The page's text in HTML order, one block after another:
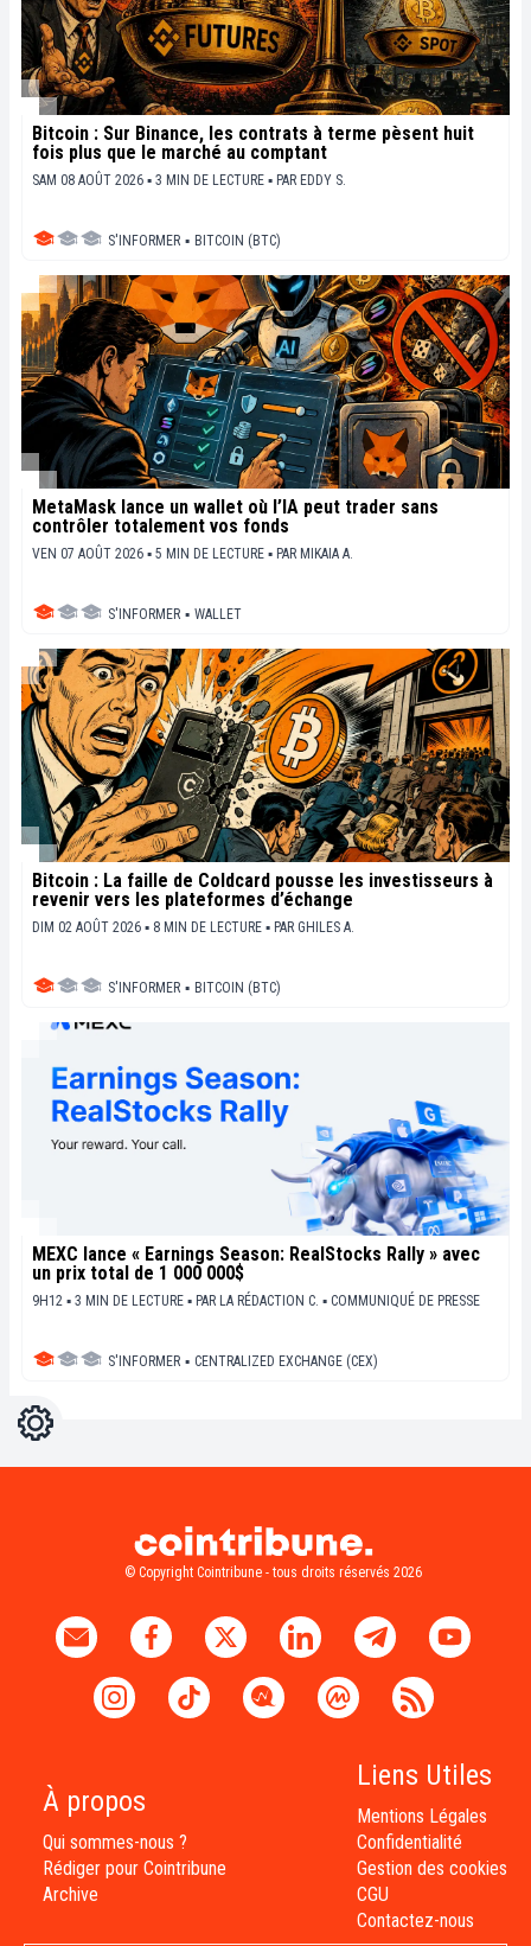
Bitcoin : Sur Binance, les contrats à terme pèsent huit
fois plus que le marché au comptant
SAM 08 AOÛT 2026 ▪ 3 MIN DE LECTURE ▪ PAR EDDY S.
S'INFORMER ▪ BITCOIN (BTC)
MetaMask lance un wallet où l’IA peut trader sans
contrôler totalement vos fonds
VEN 07 AOÛT 2026 ▪ 5 MIN DE LECTURE ▪ PAR MIKAIA A.
S'INFORMER ▪ WALLET
Bitcoin : La faille de Coldcard pousse les investisseurs à
revenir vers les plateformes d’échange
DIM 02 AOÛT 2026 ▪ 8 MIN DE LECTURE ▪ PAR GHILES A.
S'INFORMER ▪ BITCOIN (BTC)
MEXC lance « Earnings Season: RealStocks Rally » avec
un prix total de 1 000 000$
9H12 ▪ 3 MIN DE LECTURE ▪ PAR LA RÉDACTION C. ▪ COMMUNIQUÉ DE PRESSE
S'INFORMER ▪ CENTRALIZED EXCHANGE (CEX)
Réglages
© Copyright Cointribune - tous droits réservés 2026
À propos
Qui sommes-nous ?
Rédiger pour Cointribune
Archive
Liens Utiles
Mentions Légales
Confidentialité
Gestion des cookies
CGU
Contactez-nous